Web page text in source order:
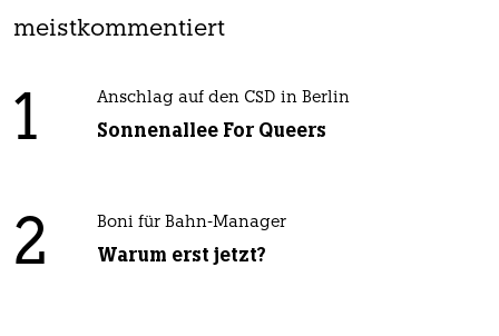
meistkommentiert
1 Anschlag auf den CSD in Berlin
Sonnenallee For Queers
2 Boni für Bahn-Manager
Warum erst jetzt?